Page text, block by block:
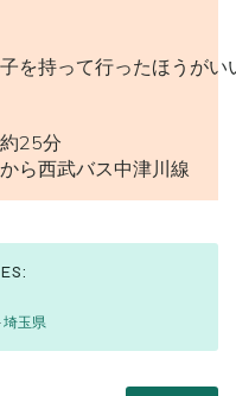
を持って行ったほうがい
約25分
ら西武バス中津川線
埼玉県